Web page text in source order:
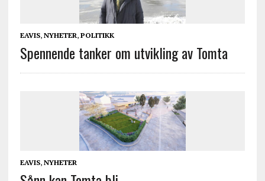
EAVIS, NYHETER, POLITIKK
Spennende tanker om utvikling av Tomta
EAVIS, NYHETER